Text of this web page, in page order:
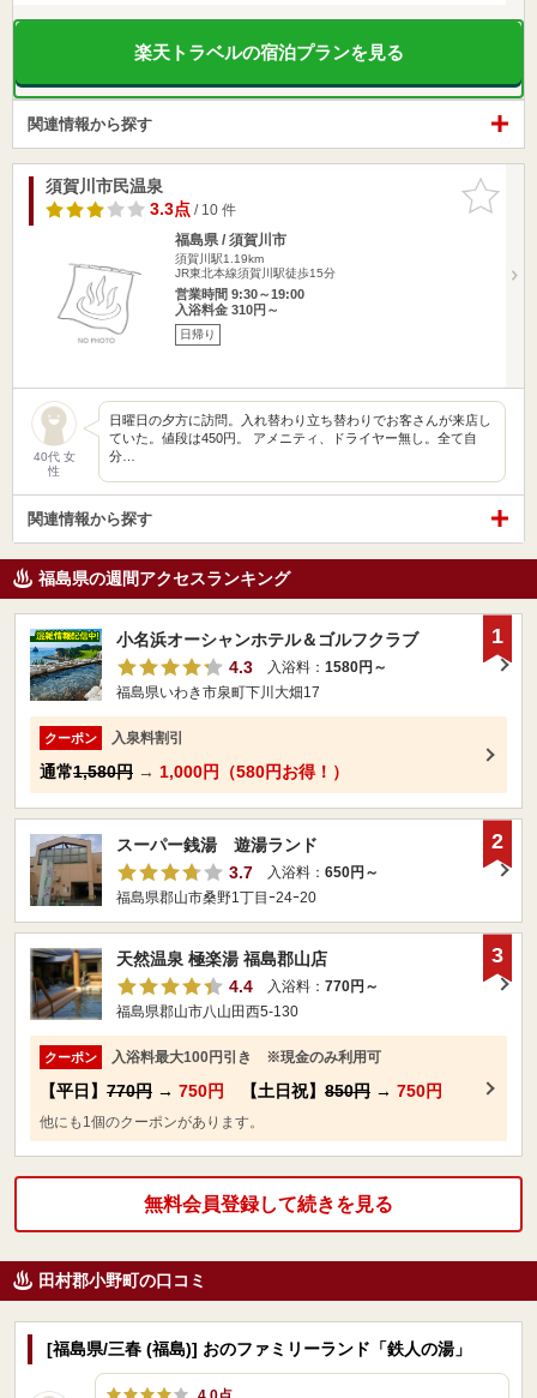
楽天トラベルの宿泊プランを見る
関連情報から探す
お気に入
りに追加
須賀川市民温泉
3.3点/ 10 件
福島県 / 須賀川市
須賀川駅1.19km
JR東北本線須賀川駅徒歩15分
営業時間 9:30～19:00
入浴料金 310円～
日帰り
40代 女
性
日曜日の夕方に訪問。入れ替わり立ち替わりでお客さんが来店し
ていた。値段は450円。 アメニティ、ドライヤー無し。全て自
分…
関連情報から探す
福島県の週間アクセスランキング
小名浜オーシャンホテル＆ゴルフクラブ
4.3
入浴料： 1580円～
福島県いわき市泉町下川大畑17
クーポン 入泉料割引
通常1,580円 → 1,000円（580円お得！）
1
スーパー銭湯 遊湯ランド
3.7
入浴料： 650円～
福島県郡山市桑野1丁目ｰ24ｰ20
2
天然温泉 極楽湯 福島郡山店
4.4
入浴料： 770円～
福島県郡山市八山田西5-130
クーポン 入浴料最大100円引き ※現金のみ利用可
【平日】 770円 → 750円 【土日祝】 850円 → 750円
他にも1個のクーポンがあります。
3
無料会員登録して続きを見る
田村郡小野町の口コミ
[福島県/三春 (福島)] おのファミリーランド「鉄人の湯」